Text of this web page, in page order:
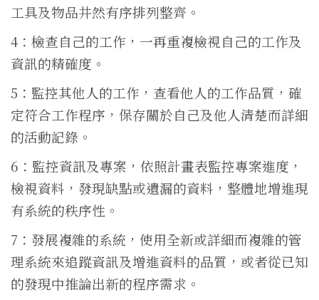
工具及物品井然有序排列整齊。
4：檢查自己的工作，一再重複檢視自己的工作及
資訊的精確度。
5：監控其他人的工作，查看他人的工作品質，確
定符合工作程序，保存關於自己及他人清楚而詳細
的活動記錄。
6：監控資訊及專案，依照計畫表監控專案進度，
檢視資料，發現缺點或遺漏的資料，整體地增進現
有系統的秩序性。
7：發展複雜的系統，使用全新或詳細而複雜的管
理系統來追蹤資訊及增進資料的品質，或者從已知
的發現中推論出新的程序需求。